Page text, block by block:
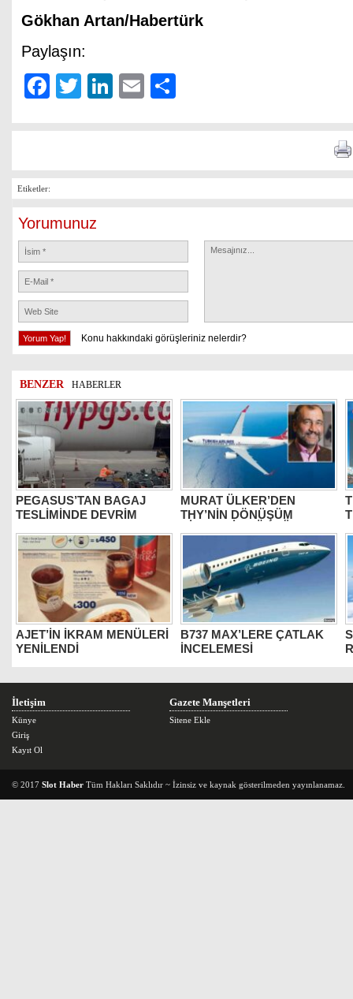
Gökhan Artan/Habertürk
Paylaşın:
Facebook
TwitterLinkedIn
Email
Etiketler:
Yorumunuz
Konu hakkındaki görüşleriniz nelerdir?
BENZER HABERLER
PEGASUS’TAN BAGAJ
TESLİMİNDE DEVRİM
MURAT ÜLKER’DEN
THY’NİN DÖNÜŞÜM
AJET’İN İKRAM MENÜLERİ
YENİLENDİ
B737 MAX’LERE ÇATLAK
İNCELEMESİ
İletişim
Künye
Giriş
Kayıt Ol
Gazete Manşetleri
Sitene Ekle
© 2017 Slot Haber Tüm Hakları Saklıdır ~ İzinsiz ve kaynak gösterilmeden yayınlanamaz.